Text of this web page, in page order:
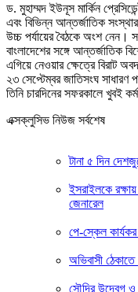
ড. মুহাম্মদ ইউনূস মার্কিন
এবং বিভিন্ন আন্তর্জাতিক
উচ্চ পর্যায়ের বৈঠকে অংশ নেন।
বাংলাদেশের সঙ্গে আন্তর্জাতিক
এগিয়ে নেওয়ার ক্ষেত্রে বিরাট
২৩ সেপ্টেম্বর জাতিসংঘ সাধারণ
তিনি চারদিনের সফরকালে খুবই
এক্সক্লুসিভ নিউজ সর্বশেষ
টানা ৫ দিন
ইসরাইলকে রক্ষায়
জেনারেল
পে-স্কেল কার্যকর
অভিবাসী
সৌদির উদ্বেগ ও